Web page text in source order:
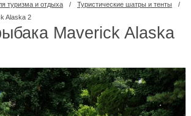
туризма и отдыха / Туристические шатры и тенты
/
Alaska 2
Maverick Alaska